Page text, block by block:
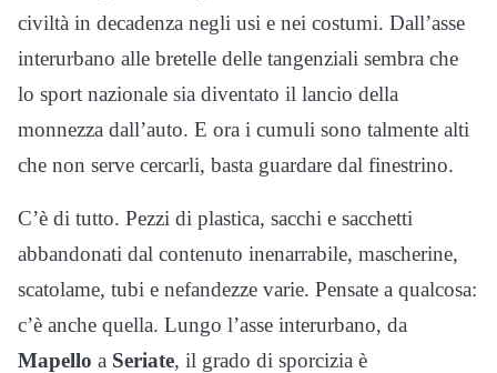
civiltà in decadenza negli usi e nei costumi. Dall’asse
interurbano alle bretelle delle tangenziali sembra che
lo sport nazionale sia diventato il lancio della
monnezza dall’auto. E ora i cumuli sono talmente alti
che non serve cercarli, basta guardare dal finestrino.
C’è di tutto. Pezzi di plastica, sacchi e sacchetti
abbandonati dal contenuto inenarrabile, mascherine,
scatolame, tubi e nefandezze varie. Pensate a qualcosa:
c’è anche quella. Lungo l’asse interurbano, da
Mapello a Seriate, il grado di sporcizia è